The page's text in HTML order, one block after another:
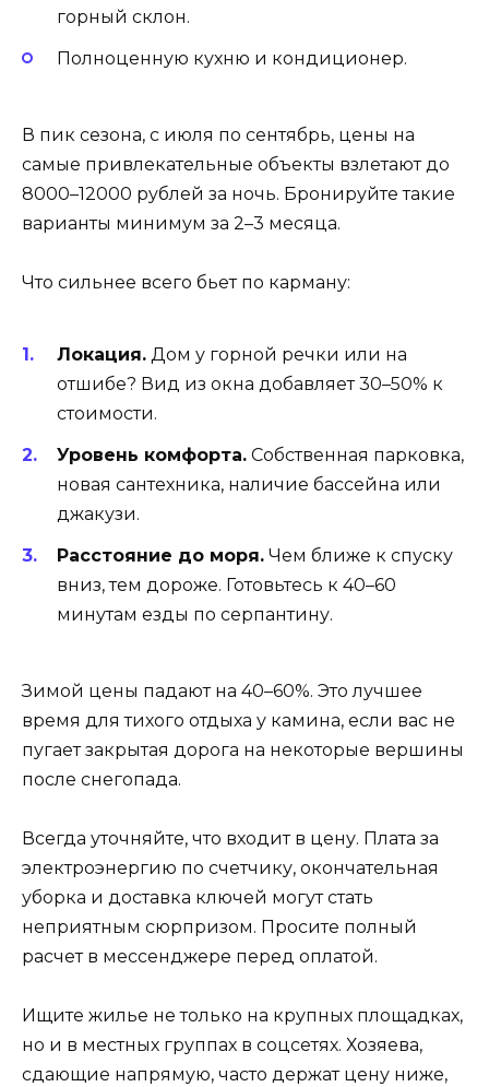
горный склон.
Полноценную кухню и кондиционер.
В пик сезона, с июля по сентябрь, цены на
самые привлекательные объекты взлетают до
8000–12000 рублей за ночь. Бронируйте такие
варианты минимум за 2–3 месяца.
Что сильнее всего бьет по карману:
Локация. Дом у горной речки или на
отшибе? Вид из окна добавляет 30–50% к
стоимости.
Уровень комфорта. Собственная парковка,
новая сантехника, наличие бассейна или
джакузи.
Расстояние до моря. Чем ближе к спуску
вниз, тем дороже. Готовьтесь к 40–60
минутам езды по серпантину.
Зимой цены падают на 40–60%. Это лучшее
время для тихого отдыха у камина, если вас не
пугает закрытая дорога на некоторые вершины
после снегопада.
Всегда уточняйте, что входит в цену. Плата за
электроэнергию по счетчику, окончательная
уборка и доставка ключей могут стать
неприятным сюрпризом. Просите полный
расчет в мессенджере перед оплатой.
Ищите жилье не только на крупных площадках,
но и в местных группах в соцсетях. Хозяева,
сдающие напрямую, часто держат цену ниже,